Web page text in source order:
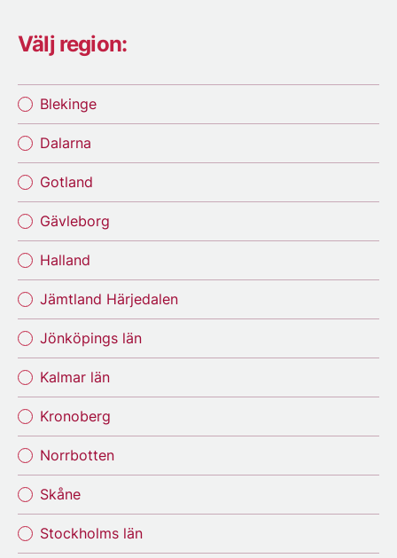
Välj region:
Blekinge
Dalarna
Gotland
Gävleborg
Halland
Jämtland Härjedalen
Jönköpings län
Kalmar län
Kronoberg
Norrbotten
Skåne
Stockholms län